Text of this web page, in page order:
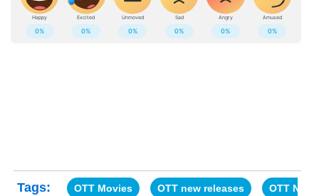
Tags: OTT Movies OTT new releases OTT News